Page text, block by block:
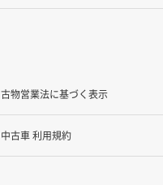
古物営業法に基づく表示
中古車 利用規約